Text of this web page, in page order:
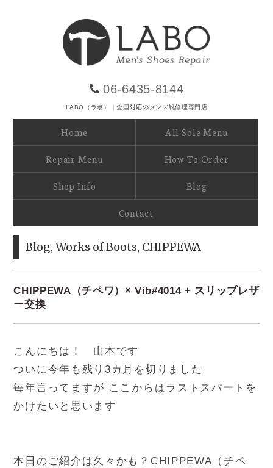
06-6435-8144
LABO（ラボ）｜全国対応のメンズ靴修理専門店
Home All Sole Menu
Repair Menu How To Order
Shop Info Blog
Contact
Blog,Works of Boots, CHIPPEWA
CHIPPEWA（チペワ）× Vib#4014 + スリップレザ
ー交換
こんにちは！ 山本です
ついに今年も残り3カ月を切りました
毎年言ってますが ここからはラストスパートを
かけたいと思います
本日のご紹介は久々かも？CHIPPEWA（チペ